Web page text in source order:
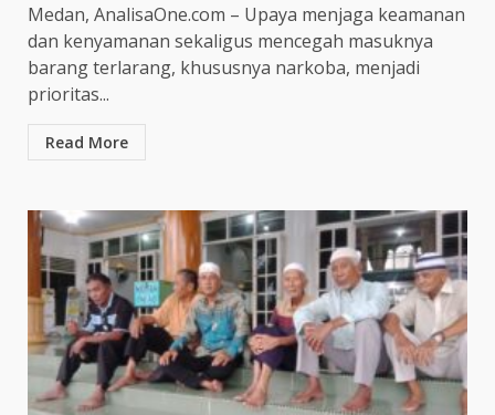
Medan, AnalisaOne.com – Upaya menjaga keamanan
dan kenyamanan sekaligus mencegah masuknya
barang terlarang, khususnya narkoba, menjadi
prioritas...
Read More